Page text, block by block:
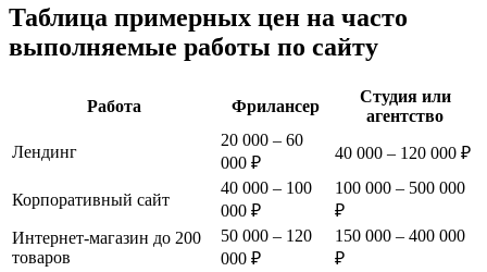
Таблица примерных цен на часто
выполняемые работы по сайту
Работа Фрилансер
Студия или
агентство
Лендинг
20 000 – 60
000 ₽
40 000 – 120 000 ₽
Корпоративный сайт
40 000 – 100
000 ₽
100 000 – 500 000
₽
Интернет-магазин до 200
товаров
50 000 – 120
000 ₽
150 000 – 400 000
₽